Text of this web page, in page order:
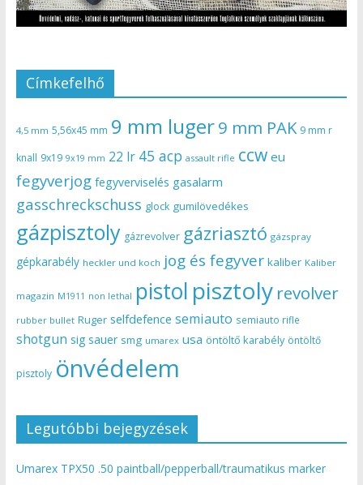
Címkefelhő
4,5 mm 5,56x45 mm 9 mm luger9 mm PAK 9 mm r
knall 9x19 9x19 mm 22 lr 45 acp assault rifle ccw eu
fegyverjog fegyverviselés gasalarm
gasschreckschuss glock gumilövedékes
gázpisztoly gázrevolver gázriasztó gázspray
gépkarabély heckler und koch jog és fegyver kaliber Kaliber
magazin M1911 non lethal pistol pisztoly revolver
rubber bullet Ruger selfdefence semiauto semiauto rifle
shotgun sig sauer smg umarex usa öntöltő karabély öntöltő
pisztoly önvédelem
Legutóbbi bejegyzések
Umarex TPX50 .50 paintball/pepperball/traumatikus marker